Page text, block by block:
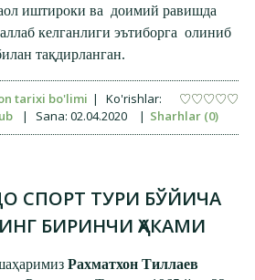
иштироки ва доимий равишда
келганлиги эътиборга олиниб
билан тақдирланган.
tarixi bo'limi |
Ko'rishlar:
| Sana: 02.04.2020 | Sharhlar (0)
СПОРТ ТУРИ БЎЙИЧА
БИРИНЧИ ҲАКАМИ
Рахматхон Тиллаев